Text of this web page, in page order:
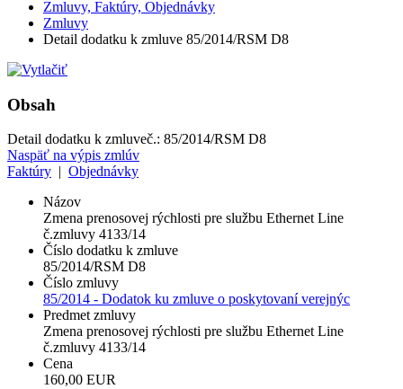
Zmluvy, Faktúry, Objednávky
Zmluvy
Detail dodatku k zmluve 85/2014/RSM D8
Obsah
Detail dodatku k zmluveč.: 85/2014/RSM D8
Naspäť na výpis zmlúv
Faktúry | Objednávky
Názov
Zmena prenosovej rýchlosti pre službu Ethernet Line
č.zmluvy 4133/14
Číslo dodatku k zmluve
85/2014/RSM D8
Číslo zmluvy
85/2014 - Dodatok ku zmluve o poskytovaní verejnýc
Predmet zmluvy
Zmena prenosovej rýchlosti pre službu Ethernet Line
č.zmluvy 4133/14
Cena
160,00 EUR